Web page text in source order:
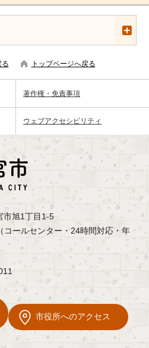
る トップページへ戻る
著作権・免責事項
ウェブアクセシビリティ
旭1丁目1-5
ールセンター・24時間対応・年
市役所へのアクセス